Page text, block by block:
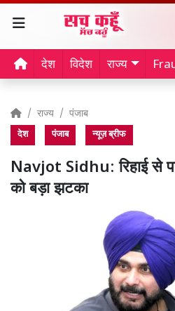
देश विदेश राज्य
राज्य पंजाब
देश पंजाब न्यूज़ ब्रीफ
Navjot Sidhu: रिहाई से
को बड़ा झटका